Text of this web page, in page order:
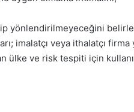
veya ithalatçı firma
ülke ve risk tespiti için